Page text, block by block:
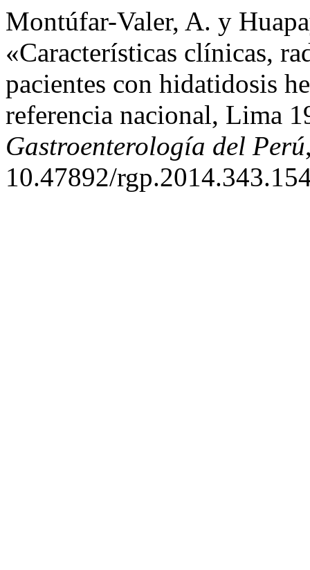
Montúfar-Valer, A. y
«Características clínicas,
pacientes con hidatidosis
referencia nacional, Lima
Gastroenterología del Perú
10.47892/